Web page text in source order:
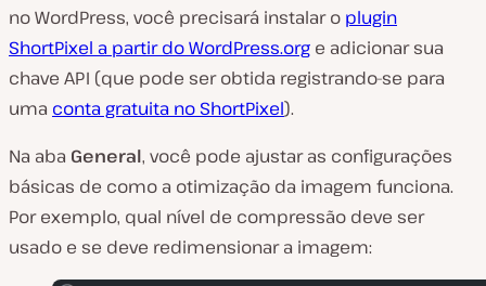
no WordPress, você precisará instalar o plugin
ShortPixel a partir do WordPress.org e adicionar sua
chave API (que pode ser obtida registrando-se para
uma conta gratuita no ShortPixel).
Na aba General, você pode ajustar as configurações
básicas de como a otimização da imagem funciona.
Por exemplo, qual nível de compressão deve ser
usado e se deve redimensionar a imagem: